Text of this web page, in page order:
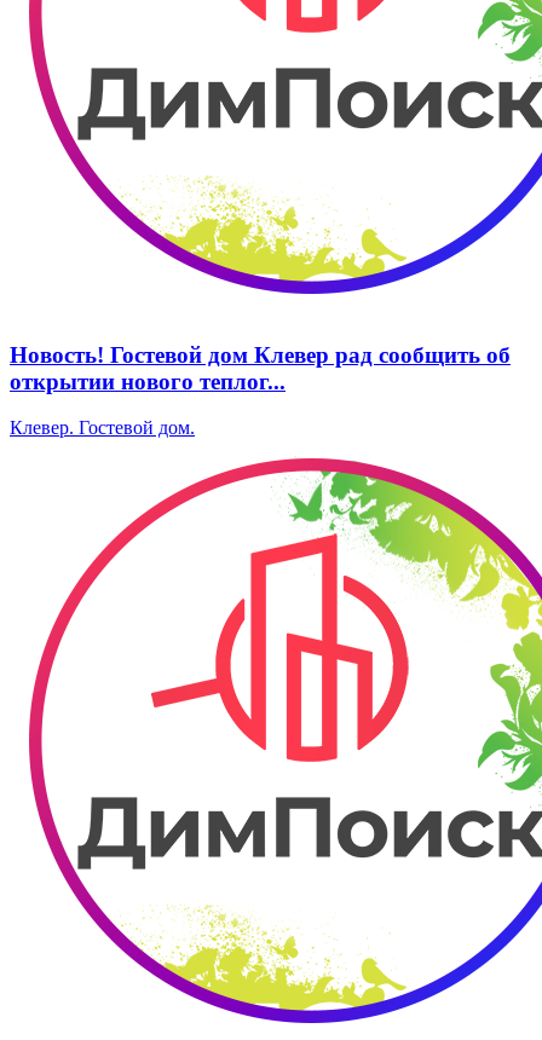
Новость! Гостевой дом Клевер рад сообщить об
открытии нового теплог...
Клевер. Гостевой дом.